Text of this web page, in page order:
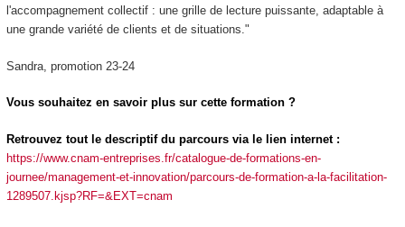
l'accompagnement collectif : une grille de lecture puissante, adaptable à
une grande variété de clients et de situations."
Sandra, promotion 23-24
Vous souhaitez en savoir plus sur cette formation ?
Retrouvez tout le descriptif du parcours via le lien internet :
https://www.cnam-entreprises.fr/catalogue-de-formations-en-
journee/management-et-innovation/parcours-de-formation-a-la-facilitation-
1289507.kjsp?RF=&EXT=cnam